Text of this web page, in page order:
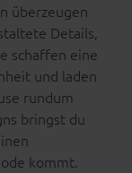
überzeugen
Details,
schaffen eine
und laden
rundum
bringst du
kommt.